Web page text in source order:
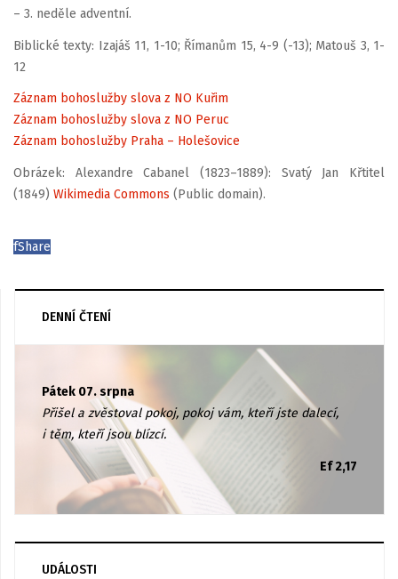
– 3. neděle adventní.
Biblické texty: Izajáš 11, 1-10; Římanům 15, 4-9 (-13); Matouš 3, 1-
12
Záznam bohoslužby slova z NO Kuřim
Záznam bohoslužby slova z NO Peruc
Záznam bohoslužby Praha – Holešovice
Obrázek: Alexandre Cabanel (1823–1889): Svatý Jan Křtitel
(1849) Wikimedia Commons (Public domain).
fShare
DENNÍ ČTENÍ
Pátek 07. srpna
Přišel a zvěstoval pokoj, pokoj vám, kteří jste dalecí,
i těm, kteří jsou blízcí.
Ef 2,17
UDÁLOSTI